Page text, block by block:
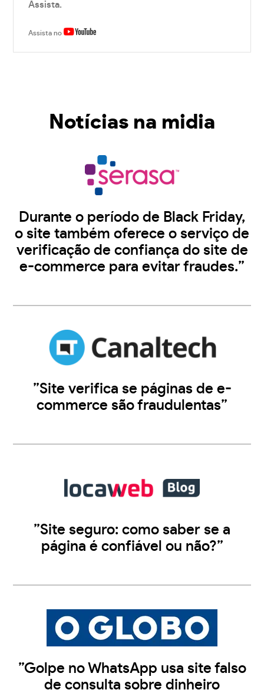
Assista.
Assista no
Notícias na midia
Durante o período de Black Friday,
o site também oferece o serviço de
verificação de confiança do site de
e-commerce para evitar fraudes.”
”Site verifica se páginas de e-
commerce são fraudulentas”
”Site seguro: como saber se a
página é confiável ou não?”
”Golpe no WhatsApp usa site falso
de consulta sobre dinheiro